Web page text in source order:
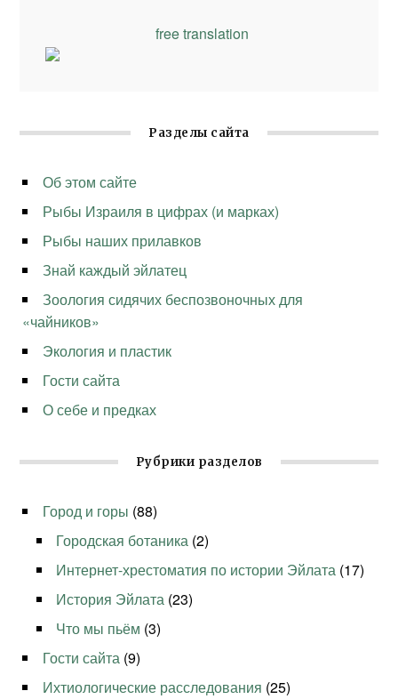
free translation
Разделы сайта
Об этом сайте
Рыбы Израиля в цифрах (и марках)
Рыбы наших прилавков
Знай каждый эйлатец
Зоология сидячих беспозвоночных для
«чайников»
Экология и пластик
Гости сайта
О себе и предках
Рубрики разделов
Город и горы (88)
Городская ботаника (2)
Интернет-хрестоматия по истории Эйлата (17)
История Эйлата (23)
Что мы пьём (3)
Гости сайта (9)
Ихтиологические расследования (25)